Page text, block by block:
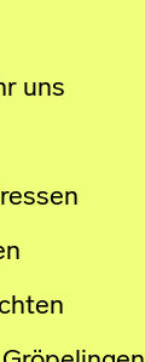
uns